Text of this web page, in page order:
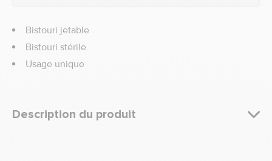
Bistouri jetable
Bistouri stérile
Usage unique
Description du produit